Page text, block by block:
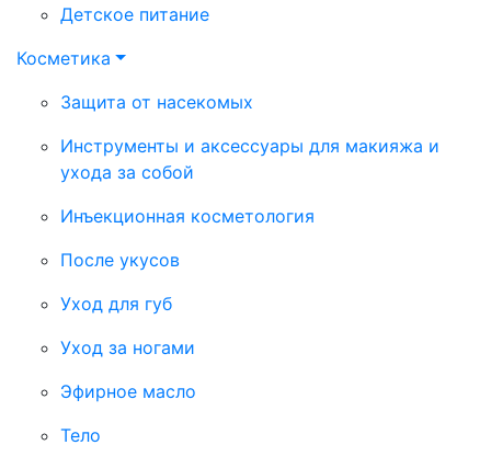
Детское питание
Косметика
Защита от насекомых
Инструменты и аксессуары для макияжа и
ухода за собой
Инъекционная косметология
После укусов
Уход для губ
Уход за ногами
Эфирное масло
Тело